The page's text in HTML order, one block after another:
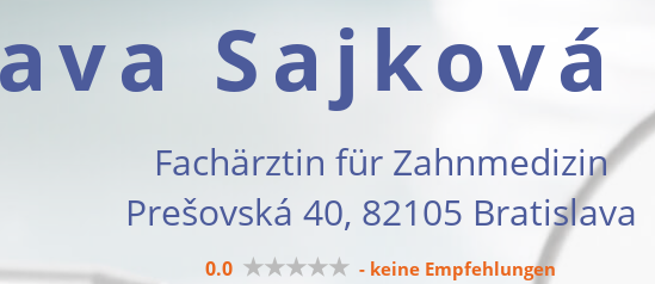
Sajková
Fachärztin für Zahnmedizin
Prešovská 40, 82105 Bratislava
0.0 ★★★★★ - keine Empfehlungen